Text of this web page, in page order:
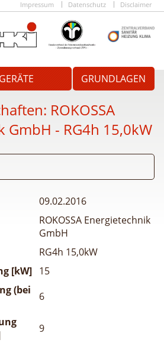
Impressum Datenschutz Disclaimer
GERÄTE GRUNDLAGEN
ROKOSSA
GmbH - RG4h 15,0kW
09.02.2016
ROKOSSA Energietechnik
GmbH
RG4h 15,0kW
[kW] 15
(bei
6
9